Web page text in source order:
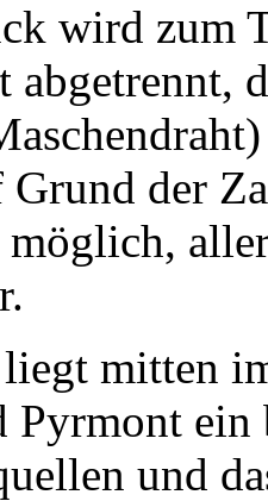
wird zum
abgetrennt,
der
mitten
Pyrmont ein
und